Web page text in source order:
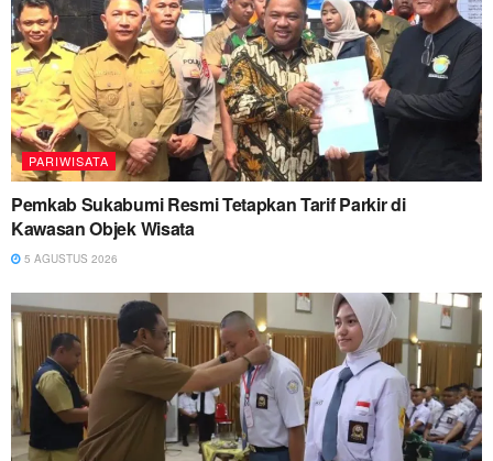
PARIWISATA
Pemkab Sukabumi Resmi Tetapkan Tarif Parkir di
Kawasan Objek Wisata
5 AGUSTUS 2026